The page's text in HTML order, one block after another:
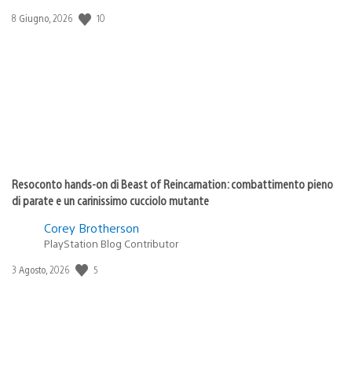
Data
8 Giugno, 2026 10
Resoconto hands-on di Beast of Reincarnation: combattimento pieno
di parate e un carinissimo cucciolo mutante
Corey Brotherson
PlayStation Blog Contributor
Data
3 Agosto, 2026 5